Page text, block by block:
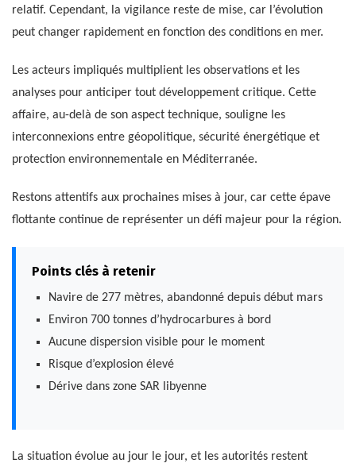
relatif. Cependant, la vigilance reste de mise, car l’évolution
peut changer rapidement en fonction des conditions en mer.
Les acteurs impliqués multiplient les observations et les
analyses pour anticiper tout développement critique. Cette
affaire, au-delà de son aspect technique, souligne les
interconnexions entre géopolitique, sécurité énergétique et
protection environnementale en Méditerranée.
Restons attentifs aux prochaines mises à jour, car cette épave
flottante continue de représenter un défi majeur pour la région.
Points clés à retenir
Navire de 277 mètres, abandonné depuis début mars
Environ 700 tonnes d’hydrocarbures à bord
Aucune dispersion visible pour le moment
Risque d’explosion élevé
Dérive dans zone SAR libyenne
La situation évolue au jour le jour, et les autorités restent